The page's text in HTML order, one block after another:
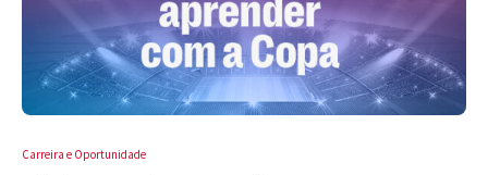
Carreira e Oportunidade